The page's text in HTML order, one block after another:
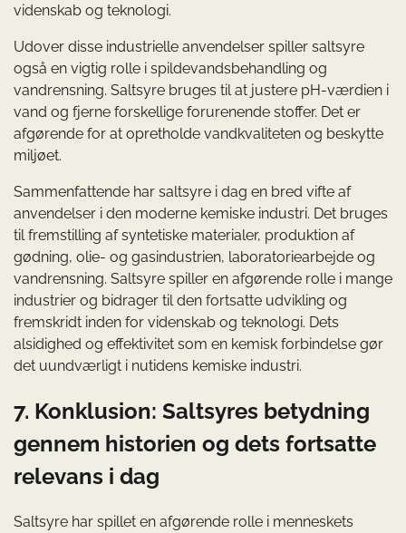
videnskab og teknologi.
Udover disse industrielle anvendelser spiller saltsyre
også en vigtig rolle i spildevandsbehandling og
vandrensning. Saltsyre bruges til at justere pH-værdien i
vand og fjerne forskellige forurenende stoffer. Det er
afgørende for at opretholde vandkvaliteten og beskytte
miljøet.
Sammenfattende har saltsyre i dag en bred vifte af
anvendelser i den moderne kemiske industri. Det bruges
til fremstilling af syntetiske materialer, produktion af
gødning, olie- og gasindustrien, laboratoriearbejde og
vandrensning. Saltsyre spiller en afgørende rolle i mange
industrier og bidrager til den fortsatte udvikling og
fremskridt inden for videnskab og teknologi. Dets
alsidighed og effektivitet som en kemisk forbindelse gør
det uundværligt i nutidens kemiske industri.
7. Konklusion: Saltsyres betydning
gennem historien og dets fortsatte
relevans i dag
Saltsyre har spillet en afgørende rolle i menneskets